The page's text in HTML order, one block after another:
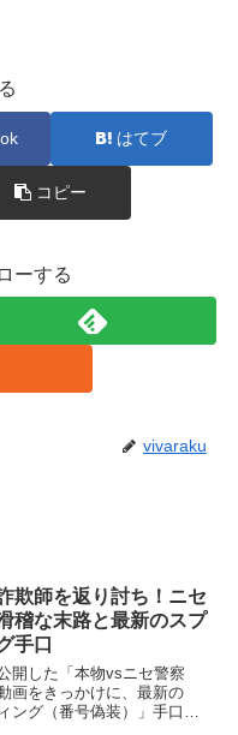
はてブ
コピー
ーする
vivaraku
欺師を返り討ち！ニセ
稽な末路と最新のスプ
手口
開した「本物vsニセ警察
画をきっかけに、最新の
ング（番号偽装）」手口